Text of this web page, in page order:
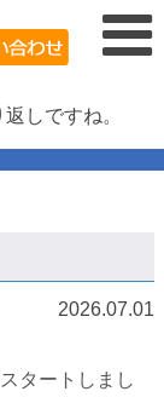
しですね。
2026.07.01
タートしまし